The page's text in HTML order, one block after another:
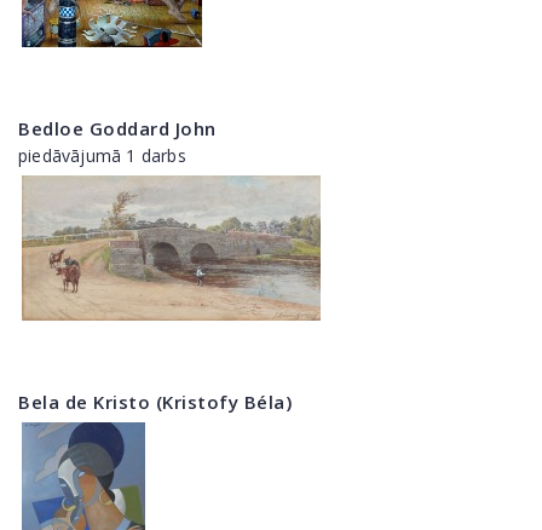
Bedloe Goddard John
piedāvājumā 1 darbs
Bela de Kristo (Kristofy Béla)